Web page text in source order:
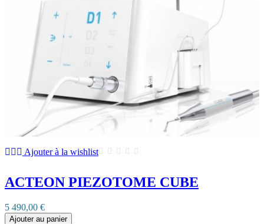
Ajouter à la wishlist
ACTEON PIEZOTOME CUBE
5 490,00 €
Ajouter au panier